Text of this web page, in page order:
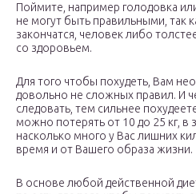
Поймите, например голодовка
не могут быть правильными, так
закончатся, человек либо
со здоровьем.
Для того чтобы похудеть, Вам
довольно не сложных правил. И
следовать, тем сильнее
можно потерять от 10 до 25 кг, в
насколько много у Вас лишних
время и от Вашего образа жизни.
В основе любой действенной